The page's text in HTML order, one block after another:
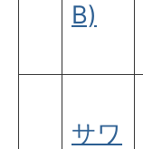
B)
サワ